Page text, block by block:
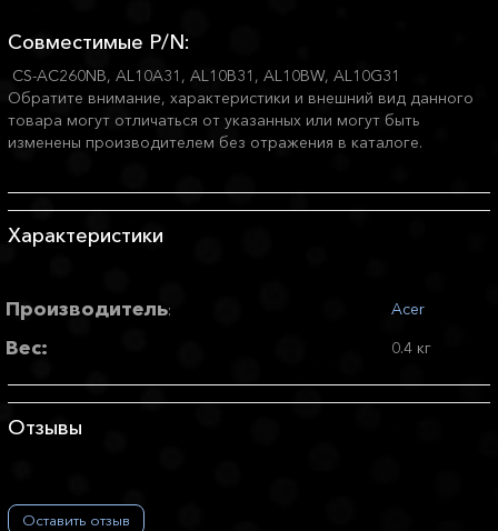
Совместимые P/N:
CS-AC260NB, AL10A31, AL10B31, AL10BW, AL10G31
Обратите внимание, характеристики и внешний вид данного
товара могут отличаться от указанных или могут быть
изменены производителем без отражения в каталоге.
Характеристики
Производитель: Acer
Вес: 0.4 кг
Отзывы
Оставить отзыв